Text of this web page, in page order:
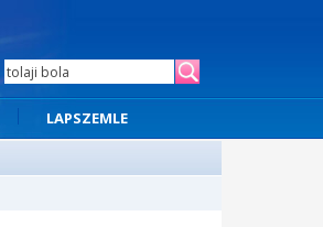
LAPSZEMLE